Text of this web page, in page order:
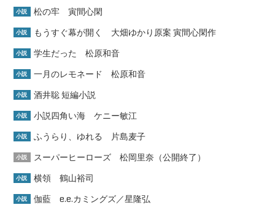
小説 松の牢 寅間心閑
小説 もうすぐ幕が開く 大畑ゆかり原案 寅間心閑作
小説 学生だった 松原和音
小説 一月のレモネード 松原和音
小説 酒井聡 短編小説
小説 小説四角い海 ケニー敏江
小説 ふうらり、ゆれる 片島麦子
小説 スーパーヒーローズ 松岡里奈（公開終了）
小説 横領 鶴山裕司
小説 伽藍 e.e.カミングズ／星隆弘